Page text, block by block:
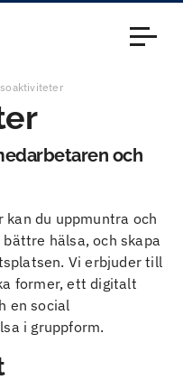
och
kan du uppmuntra och
hälsa, och skapa
Vi erbjuder till
former, ett digitalt
en social
i gruppform.